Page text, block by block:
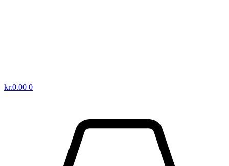
kr.0.00 0